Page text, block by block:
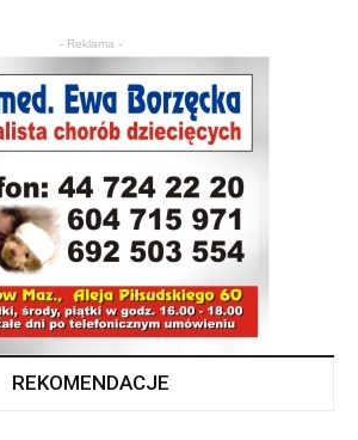
- Reklama -
REKOMENDACJE